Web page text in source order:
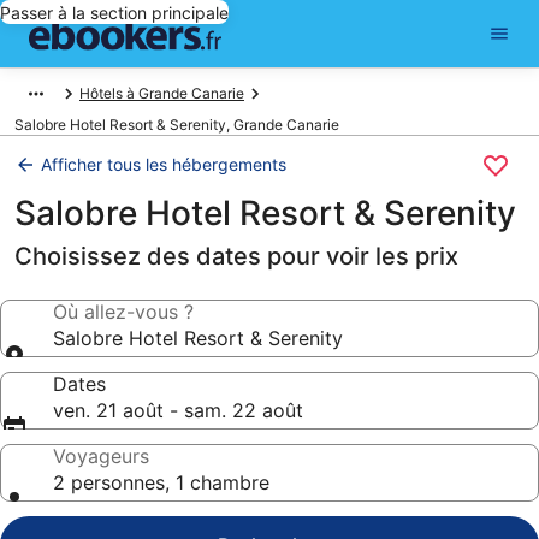
Passer à la section principale
Hôtels à Grande Canarie
Salobre Hotel Resort & Serenity, Grande Canarie
Afficher tous les hébergements
Salobre Hotel Resort & Serenity
Choisissez des dates pour voir les prix
Où allez-vous ?
Salobre Hotel Resort & Serenity
Dates
ven. 21 août - sam. 22 août
Voyageurs
2 personnes, 1 chambre